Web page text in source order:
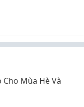
Mùa Hè Và